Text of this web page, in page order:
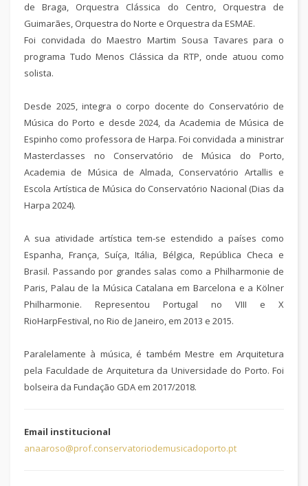
de Braga, Orquestra Clássica do Centro, Orquestra de
Guimarães, Orquestra do Norte e Orquestra da ESMAE.
Foi convidada do Maestro Martim Sousa Tavares para o
programa Tudo Menos Clássica da RTP, onde atuou como
solista.
Desde 2025, integra o corpo docente do Conservatório de
Música do Porto e desde 2024, da Academia de Música de
Espinho como professora de Harpa. Foi convidada a ministrar
Masterclasses no Conservatório de Música do Porto,
Academia de Música de Almada, Conservatório Artallis e
Escola Artística de Música do Conservatório Nacional (Dias da
Harpa 2024).
A sua atividade artística tem-se estendido a países como
Espanha, França, Suíça, Itália, Bélgica, República Checa e
Brasil. Passando por grandes salas como a Philharmonie de
Paris, Palau de la Música Catalana em Barcelona e a Kölner
Philharmonie. Representou Portugal no VIII e X
RioHarpFestival, no Rio de Janeiro, em 2013 e 2015.
Paralelamente à música, é também Mestre em Arquitetura
pela Faculdade de Arquitetura da Universidade do Porto. Foi
bolseira da Fundação GDA em 2017/2018.
Email institucional
anaaroso@prof.conservatoriodemusicadoporto.pt